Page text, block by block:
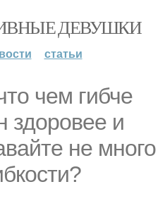
ДЕВУШКИ
статьи
чем гибче
здоровее и
не много